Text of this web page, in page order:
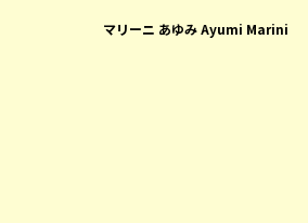
マリーニ あゆみ Ayumi Marini